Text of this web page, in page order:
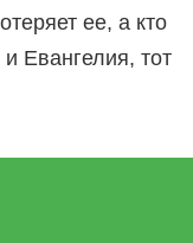
ее, а кто
Евангелия, тот